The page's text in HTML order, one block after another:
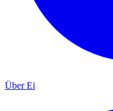
Über Ei